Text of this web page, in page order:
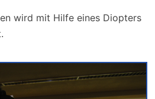
wird mit Hilfe eines Diopters